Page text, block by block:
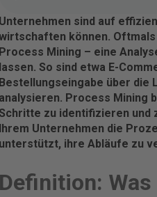
Unternehmen sind auf
können.
Process Mining – eine
lassen. So sind etwa E-
Bestellungseingabe über die
analysieren. Process Mining
zu identifizieren und
Ihrem Unternehmen die
unterstützt, ihre Abläufe zu
Definition: